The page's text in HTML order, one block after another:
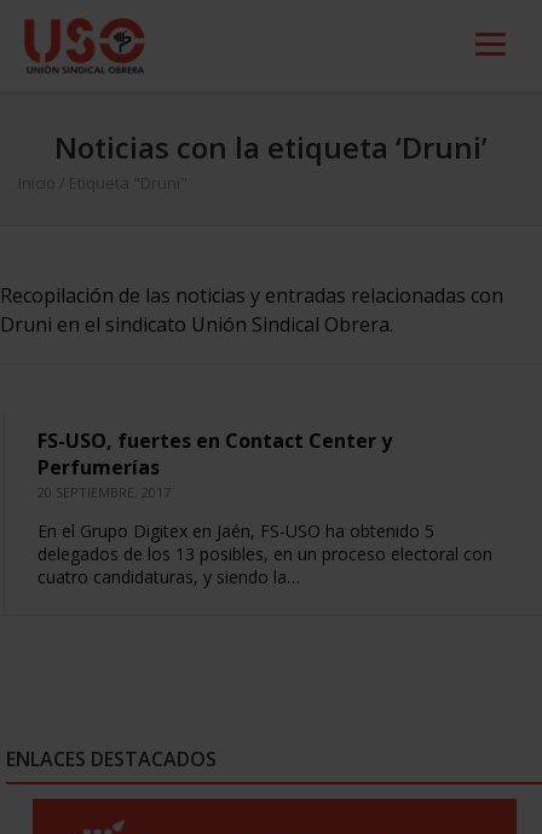
Noticias con la etiqueta ‘Druni’
Inicio Etiqueta "Druni"
Recopilación de las noticias y entradas relacionadas con
Druni en el sindicato Unión Sindical Obrera.
FS-USO, fuertes en Contact Center y
Perfumerías
20 SEPTIEMBRE, 2017
En el Grupo Digitex en Jaén, FS-USO ha obtenido 5
delegados de los 13 posibles, en un proceso electoral con
cuatro candidaturas, y siendo la…
ENLACES DESTACADOS